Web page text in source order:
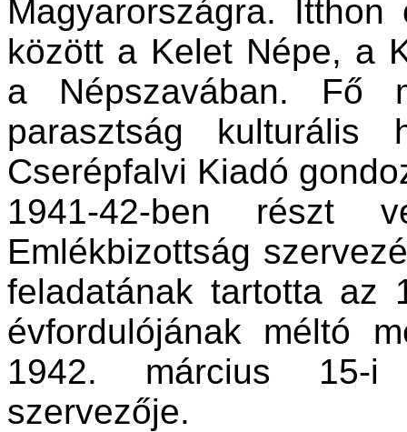
Magyarországra.
között a Kelet Népe, a
a Népszavában. Fő
parasztság kulturális
Cserépfalvi Kiadó
1941-42-ben részt
Emlékbizottság
feladatának tartotta az
évfordulójának méltó
1942. március 15-i
szervezője.